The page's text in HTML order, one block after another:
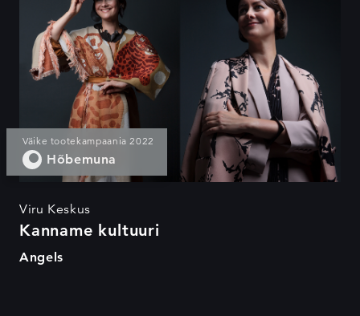
Väike tootekampaania 2022
Hõbemuna
Viru Keskus
Kanname kultuuri
Angels